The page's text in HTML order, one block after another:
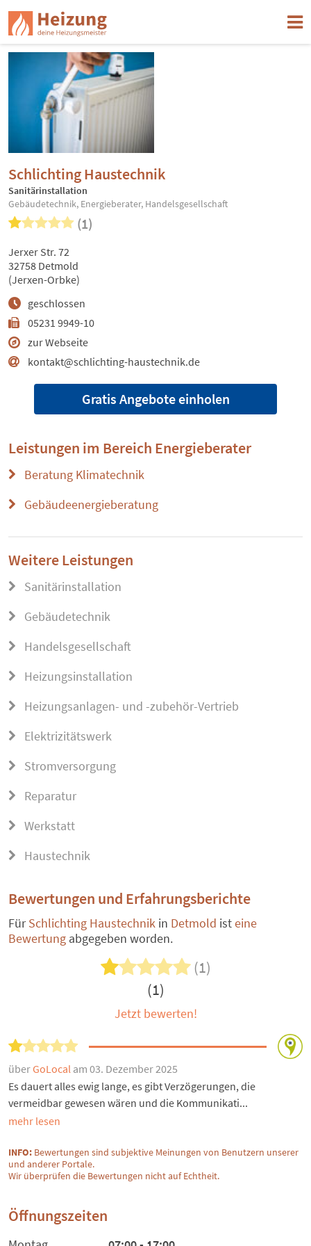
Schlichting Haustechnik
Sanitärinstallation
Gebäudetechnik, Energieberater, Handelsgesellschaft
(1)
05231 9949-10
zur Webseite
kontakt@schlichting-haustechnik.de
geschlossen
Jerxer Str. 72
32758 Detmold
(Jerxen-Orbke)
Gratis Angebote einholen
Leistungen im Bereich Energieberater
Beratung Klimatechnik
Gebäudeenergieberatung
Weitere Leistungen
Sanitärinstallation
Gebäudetechnik
Handelsgesellschaft
Heizungsinstallation
Heizungsanlagen- und -zubehör-Vertrieb
Elektrizitätswerk
Stromversorgung
Reparatur
Werkstatt
Haustechnik
Bewertungen und Erfahrungsberichte
FürSchlichting Haustechnik in Detmold isteine
Bewertung abgegeben worden.
(1)
(1)
Jetzt bewerten!
überGoLocal am 03. Dezember 2025
Es dauert alles ewig lange, es gibt Verzögerungen, die
vermeidbar gewesen wären und die Kommunikati...
mehr lesen
INFO: Bewertungen sind subjektive Meinungen von Benutzern unserer
und anderer Portale.
Wir überprüfen die Bewertungen nicht auf Echtheit.
Öffnungszeiten